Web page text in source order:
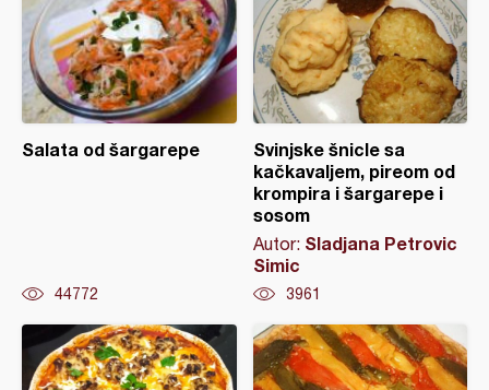
Salata od šargarepe
44772
Svinjske šnicle sa
kačkavaljem, pireom od
krompira i šargarepe i
sosom
Autor: Sladjana Petrovic
Simic
3961